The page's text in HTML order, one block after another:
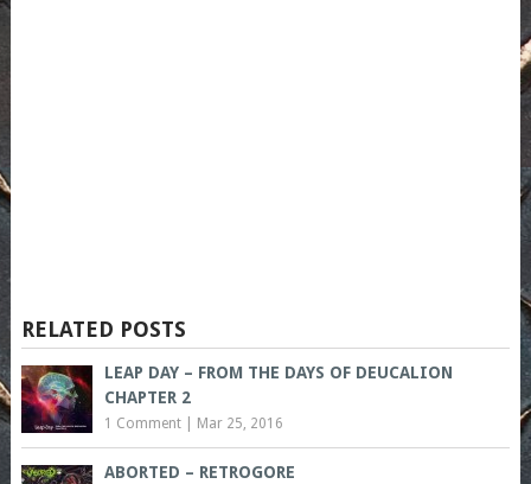
RELATED POSTS
LEAP DAY – FROM THE DAYS OF DEUCALION
CHAPTER 2
1 Comment| Mar 25, 2016
ABORTED – RETROGORE